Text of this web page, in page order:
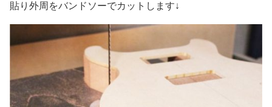
貼り外周をバンドソーでカットします↓